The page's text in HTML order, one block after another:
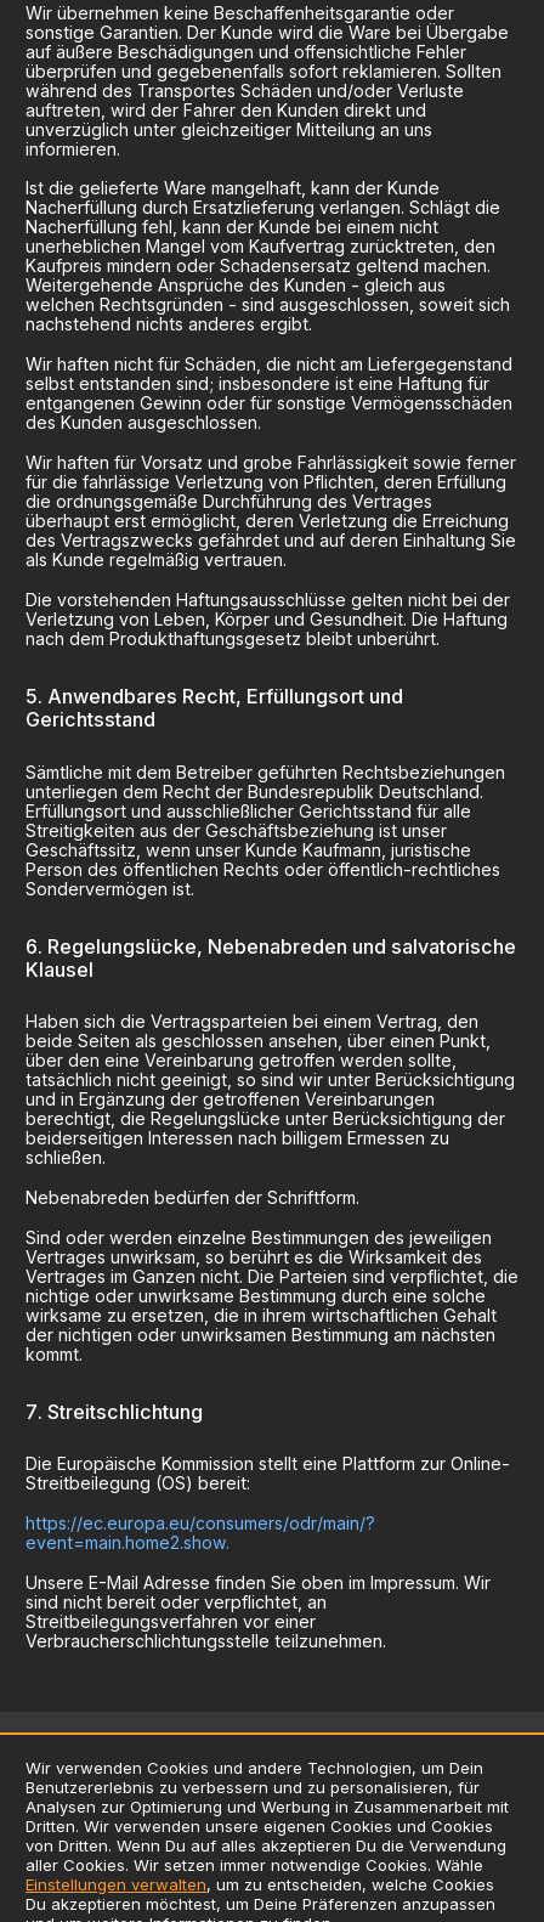
Wir übernehmen keine Beschaffenheitsgarantie oder
sonstige Garantien. Der Kunde wird die Ware bei Übergabe
auf äußere Beschädigungen und offensichtliche Fehler
überprüfen und gegebenenfalls sofort reklamieren. Sollten
während des Transportes Schäden und/oder Verluste
auftreten, wird der Fahrer den Kunden direkt und
unverzüglich unter gleichzeitiger Mitteilung an uns
informieren.
Ist die gelieferte Ware mangelhaft, kann der Kunde
Nacherfüllung durch Ersatzlieferung verlangen. Schlägt die
Nacherfüllung fehl, kann der Kunde bei einem nicht
unerheblichen Mangel vom Kaufvertrag zurücktreten, den
Kaufpreis mindern oder Schadensersatz geltend machen.
Weitergehende Ansprüche des Kunden - gleich aus
welchen Rechtsgründen - sind ausgeschlossen, soweit sich
nachstehend nichts anderes ergibt.
Wir haften nicht für Schäden, die nicht am Liefergegenstand
selbst entstanden sind; insbesondere ist eine Haftung für
entgangenen Gewinn oder für sonstige Vermögensschäden
des Kunden ausgeschlossen.
Wir haften für Vorsatz und grobe Fahrlässigkeit sowie ferner
für die fahrlässige Verletzung von Pflichten, deren Erfüllung
die ordnungsgemäße Durchführung des Vertrages
überhaupt erst ermöglicht, deren Verletzung die Erreichung
des Vertragszwecks gefährdet und auf deren Einhaltung Sie
als Kunde regelmäßig vertrauen.
Die vorstehenden Haftungsausschlüsse gelten nicht bei der
Verletzung von Leben, Körper und Gesundheit. Die Haftung
nach dem Produkthaftungsgesetz bleibt unberührt.
Anwendbares Recht, Erfüllungsort und
Gerichtsstand
Sämtliche mit dem Betreiber geführten Rechtsbeziehungen
unterliegen dem Recht der Bundesrepublik Deutschland.
Erfüllungsort und ausschließlicher Gerichtsstand für alle
Streitigkeiten aus der Geschäftsbeziehung ist unser
Geschäftssitz, wenn unser Kunde Kaufmann, juristische
Person des öffentlichen Rechts oder öffentlich-rechtliches
Sondervermögen ist.
Regelungslücke, Nebenabreden und salvatorische
Klausel
Haben sich die Vertragsparteien bei einem Vertrag, den
beide Seiten als geschlossen ansehen, über einen Punkt,
über den eine Vereinbarung getroffen werden sollte,
tatsächlich nicht geeinigt, so sind wir unter Berücksichtigung
und in Ergänzung der getroffenen Vereinbarungen
berechtigt, die Regelungslücke unter Berücksichtigung der
beiderseitigen Interessen nach billigem Ermessen zu
schließen.
Nebenabreden bedürfen der Schriftform.
Sind oder werden einzelne Bestimmungen des jeweiligen
Vertrages unwirksam, so berührt es die Wirksamkeit des
Vertrages im Ganzen nicht. Die Parteien sind verpflichtet, die
nichtige oder unwirksame Bestimmung durch eine solche
wirksame zu ersetzen, die in ihrem wirtschaftlichen Gehalt
der nichtigen oder unwirksamen Bestimmung am nächsten
kommt.
Streitschlichtung
Die Europäische Kommission stellt eine Plattform zur Online-
Streitbeilegung (OS) bereit:
https://ec.europa.eu/consumers/odr/main/?
event=main.home2.show.
Unsere E-Mail Adresse finden Sie oben im Impressum. Wir
sind nicht bereit oder verpflichtet, an
Streitbeilegungsverfahren vor einer
Verbraucherschlichtungsstelle teilzunehmen.
AGB
Datenschutzerklärung
Impressum
Verwendung von Cookies
Zusatzstoffliste / Allergene
Wir verwenden Cookies und andere Technologien, um Dein
Benutzererlebnis zu verbessern und zu personalisieren, für
Analysen zur Optimierung und Werbung in Zusammenarbeit mit
Dritten. Wir verwenden unsere eigenen Cookies und Cookies
von Dritten. Wenn Du auf alles akzeptieren Du die Verwendung
aller Cookies. Wir setzen immer notwendige Cookies. Wähle
Einstellungen verwalten, um zu entscheiden, welche Cookies
Du akzeptieren möchtest, um Deine Präferenzen anzupassen